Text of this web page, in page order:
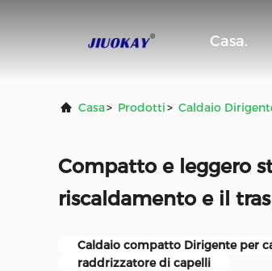
Casa.
Casa> Prodotti> Caldaio
Compatto e leggero
riscaldamento e il
Caldaio compatto Dirigente per
raddrizzatore di capelli